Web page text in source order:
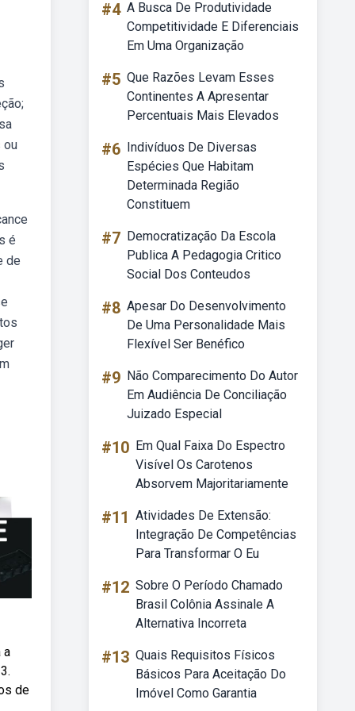
ou
é
de
a
de
#4 A Busca De Produtividade
Competitividade E Diferenciais
Em Uma Organização
#5 Que Razões Levam Esses
Continentes A Apresentar
Percentuais Mais Elevados
#6 Indivíduos De Diversas
Espécies Que Habitam
Determinada Região
Constituem
#7 Democratização Da Escola
Publica A Pedagogia Critico
Social Dos Conteudos
#8 Apesar Do Desenvolvimento
De Uma Personalidade Mais
Flexível Ser Benéfico
#9 Não Comparecimento Do Autor
Em Audiência De Conciliação
Juizado Especial
#10 Em Qual Faixa Do Espectro
Visível Os Carotenos
Absorvem Majoritariamente
#11 Atividades De Extensão:
Integração De Competências
Para Transformar O Eu
#12 Sobre O Período Chamado
Brasil Colônia Assinale A
Alternativa Incorreta
#13 Quais Requisitos Físicos
Básicos Para Aceitação Do
Imóvel Como Garantia